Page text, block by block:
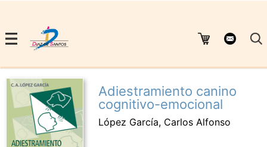
Adiestramiento canino
cognitivo-emocional
López García, Carlos Alfonso